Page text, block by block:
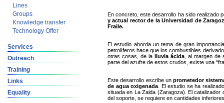
Lines
Groups
Knowledge transfer
Technology Offer
Services
Outreach
Training
Links
Equality
En concreto, este desarrollo ha sido realizado
y actual rector de la Universidad de
Fraile.
El estudio aborda un tema de gran
petrolíferos hace que los combustibles
otras cosas, de la lluvia ácida, al margen de
parte del azufre de estos crudos, existe una
Este desarrollo escribe unprometedor
de agua oxigenada . El estudio se ha
situada en La Zaida (Zaragoza). El
del soporte, se requiere en cantidades